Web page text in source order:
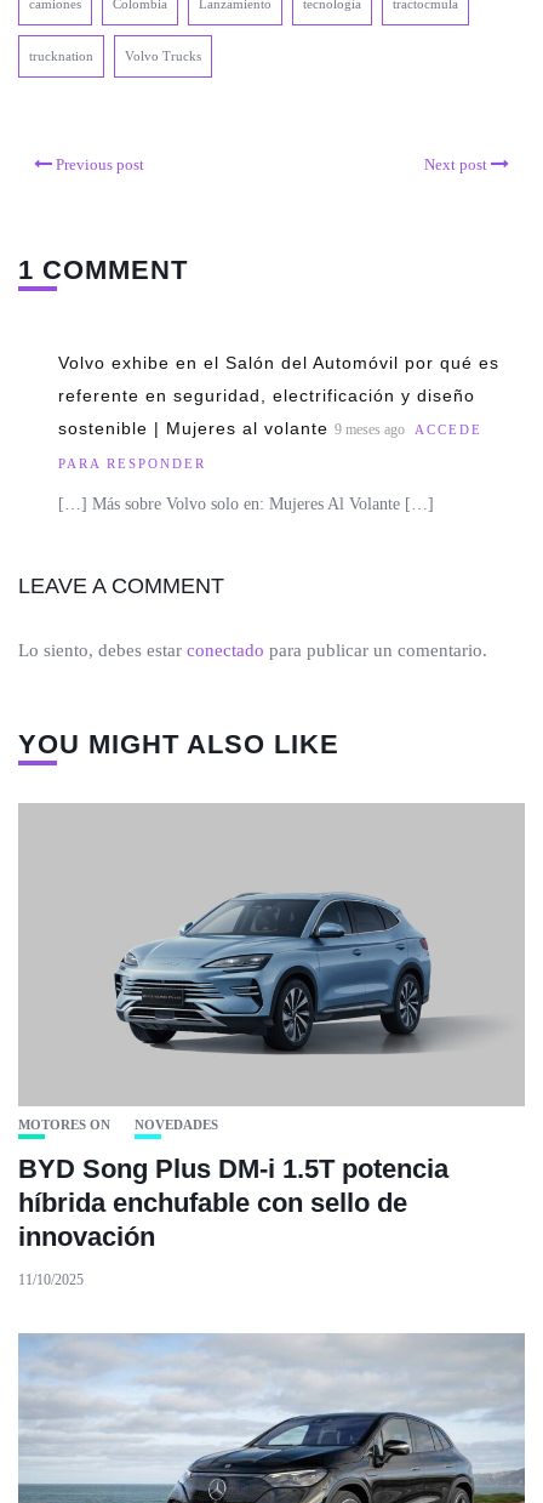
camiones Colombia Lanzamiento tecnología tractocmula
trucknation Volvo Trucks
Previous post Next post
1 COMMENT
Volvo exhibe en el Salón del Automóvil por qué es
referente en seguridad, electrificación y diseño
sostenible | Mujeres al volante 9 meses ago ACCEDE
PARA RESPONDER
[…] Más sobre Volvo solo en: Mujeres Al Volante […]
LEAVE A COMMENT
Lo siento, debes estar conectado para publicar un comentario.
YOU MIGHT ALSO LIKE
MOTORES ON NOVEDADES
BYD Song Plus DM-i 1.5T potencia
híbrida enchufable con sello de
innovación
11/10/2025